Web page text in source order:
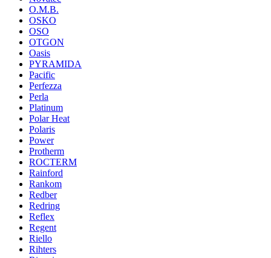
O.M.B.
OSKO
OSO
OTGON
Oasis
PYRAMIDA
Pacific
Perfezza
Perla
Platinum
Polar Heat
Polaris
Power
Protherm
ROCTERM
Rainford
Rankom
Redber
Redring
Reflex
Regent
Riello
Rihters